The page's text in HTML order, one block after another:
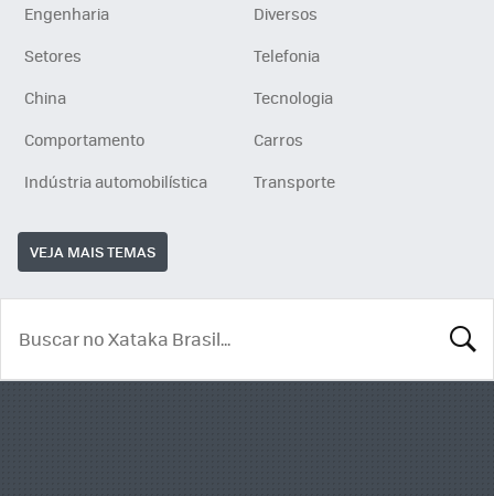
Engenharia
Diversos
Setores
Telefonia
China
Tecnologia
Comportamento
Carros
Indústria automobilística
Transporte
VEJA MAIS TEMAS